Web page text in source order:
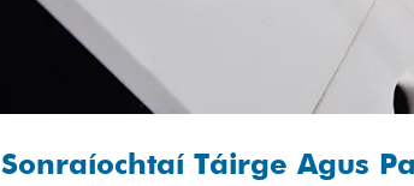
Sonraíochtaí Táirge Agus